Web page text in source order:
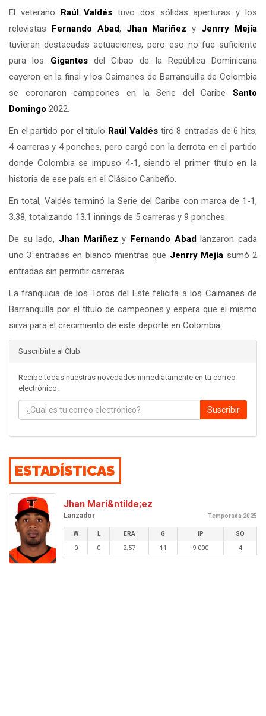
El veterano Raúl Valdés tuvo dos sólidas aperturas y los
relevistas Fernando Abad, Jhan Mariñez y Jenrry Mejía
tuvieran destacadas actuaciones, pero eso no fue suficiente
para los Gigantesdel Cibao de la República Dominicana
cayeron en la final y los Caimanes de Barranquilla de Colombia
se coronaron campeones en la Serie del Caribe Santo
Domingo 2022.
En el partido por el título Raúl Valdéstiró 8 entradas de 6 hits,
4 carreras y 4 ponches, pero cargó con la derrota en el partido
donde Colombia se impuso 4-1, siendo el primer título en la
historia de ese país en el Clásico Caribeño.
En total, Valdés terminó la Serie del Caribe con marca de 1-1,
3.38, totalizando 13.1 innings de 5 carreras y 9 ponches.
De su lado, Jhan Mariñez y Fernando Abadlanzaron cada
uno 3 entradas en blanco mientras que Jenrry Mejía sumó 2
entradas sin permitir carreras.
La franquicia de los Toros del Este felicita a los Caimanes de
Barranquilla por el título de campeones y espera que el mismo
sirva para el crecimiento de este deporte en Colombia.
Suscribirte al Club
Recibe todas nuestras novedades inmediatamente en tu correo
electrónico.
Suscribir
ESTADÍSTICAS
Jhan Mari&ntilde;ez
Lanzador Temporada 2025
W L ERA G IP SO
0 0 2.57 11 9.000 4